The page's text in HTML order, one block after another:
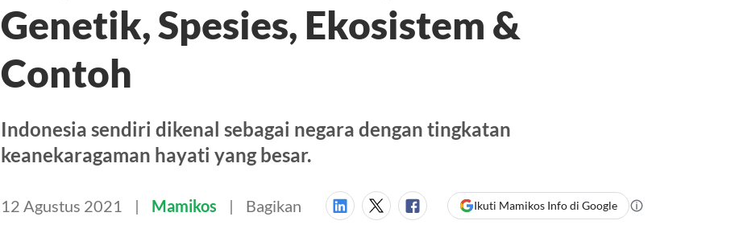
Genetik, Spesies, Ekosistem &
Contoh
Indonesia sendiri dikenal sebagai negara dengan tingkatan
keanekaragaman hayati yang besar.
12 Agustus 2021 Mamikos Bagikan Ikuti Mamikos Info di Google